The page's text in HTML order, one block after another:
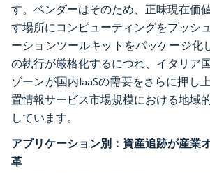
す。ベンダーはそのため、正味現在価
す場所にコンピューティングをプッシ
ーションツールキットをパッケージ化
の執行が厳格化するにつれ、イタリア
ゾーンが国内IaaSの需要をさらに押し
置情報サービス市場規模における地域
しています。
アプリケーション別：資産追跡が産業
革